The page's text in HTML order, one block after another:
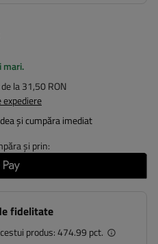
mari
la31,50 RON
și cumpăra imediat
și prin:
fidelitate
produs:474.99 pct.